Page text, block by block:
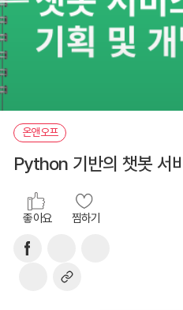
온앤오프
Python 기반의 챗봇 서
좋아요 찜하기